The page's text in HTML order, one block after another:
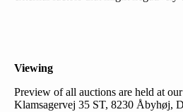
Viewing
Preview of all auctions are held at
Klamsagervej 35 ST, 8230 Åbyhøj,